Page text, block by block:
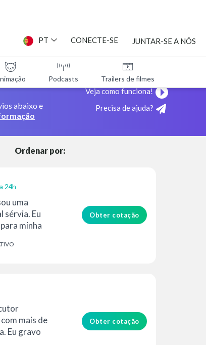
PT CONECTE-SE JUNTAR-SE A NÓS
Podcasts Trailers de filmes
abaixo e
Veja como funciona!
Precisa de ajuda?
Ordenar por:
24h
uma
sérvia. Eu
minha
Obter cotação
mais de
Eu gravo
Obter cotação